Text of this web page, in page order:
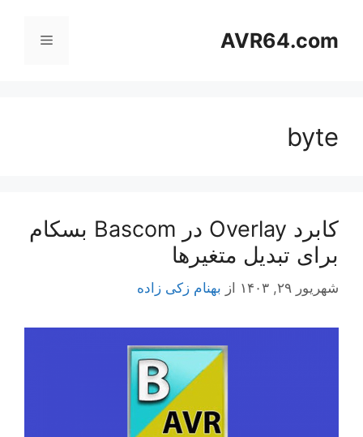
محتواAVR64.com فهرست
byte
کابرد Overlay در Bascom بسکام
برای تبدیل متغیرها
شهریور ۲۹, ۱۴۰۳ از بهنام زکی زاده